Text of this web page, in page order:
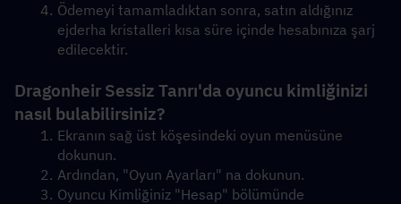
Ödemeyi tamamladıktan sonra, satın aldığınız
ejderha kristalleri kısa süre içinde hesabınıza şarj
edilecektir.
Dragonheir Sessiz Tanrı'da oyuncu kimliğinizi
nasıl bulabilirsiniz?
Ekranın sağ üst köşesindeki oyun menüsüne
dokunun.
Ardından, "Oyun Ayarları" na dokunun.
Oyuncu Kimliğiniz "Hesap" bölümünde